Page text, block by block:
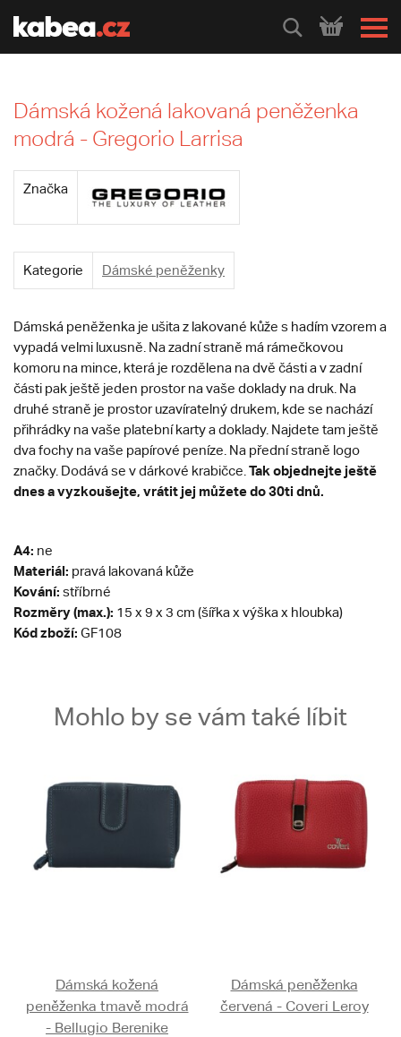
HLEDEJ
Dámská kožená lakovaná peněženka
modrá - Gregorio Larrisa
Značka
Kategorie Dámské peněženky
Dámská peněženka je ušita z lakované kůže s hadím vzorem a
vypadá velmi luxusně. Na zadní straně má rámečkovou
komoru na mince, která je rozdělena na dvě části a v zadní
části pak ještě jeden prostor na vaše doklady na druk. Na
druhé straně je prostor uzavíratelný drukem, kde se nachází
přihrádky na vaše platební karty a doklady. Najdete tam ještě
dva fochy na vaše papírové peníze. Na přední straně logo
značky. Dodává se v dárkové krabičce. Tak objednejte ještě
dnes a vyzkoušejte, vrátit jej můžete do 30ti dnů.
A4: ne
Materiál: pravá lakovaná kůže
Kování: stříbrné
Rozměry (max.): 15 x 9 x 3 cm (šířka x výška x hloubka)
Kód zboží: GF108
Mohlo by se vám také líbit
Dámská kožená
peněženka tmavě modrá
- Bellugio Berenike
Dámská peněženka
červená - Coveri Leroy